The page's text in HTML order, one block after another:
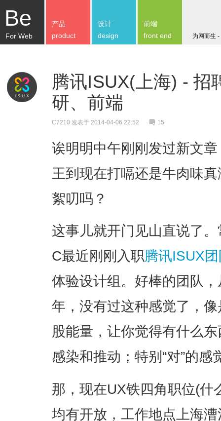
Be
For Web 为网而生
产品
product
设计
design
前端
front end
腾讯ISUX(上海) - 招
研、前端
C7210 发表于 2014-04-06 22:52 15
诶明明中午刚刚发过新文
王到现在打嗝还是牛肉味
絮叨吗？
这事儿就开门见山直说了
C最近刚刚入职腾讯ISUX
体验设计组。好棒的团队
年，没有过这种感觉了，
股能量，让你觉得有什么
感染和推动；特别“对”的感
那，现在UX铁四角职位(什
均有开放，工作地点上海